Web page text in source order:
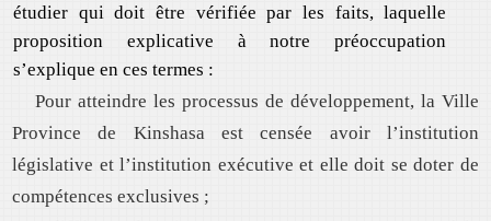
étudier qui doit être vérifiée par les faits, laquelle
proposition explicative à notre préoccupation
s’explique en ces termes :
Pour atteindre les processus de développement, la Ville
Province de Kinshasa est censée avoir l’institution
législative et l’institution exécutive et elle doit se doter de
compétences exclusives ;